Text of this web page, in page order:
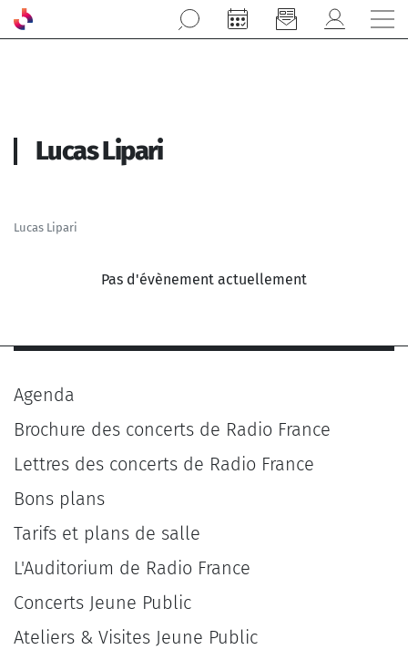
Aller au contenu principal
Lucas Lipari
Lucas Lipari
Pas d'évènement actuellement
Agenda
Brochure des concerts de Radio France
Lettres des concerts de Radio France
Bons plans
Tarifs et plans de salle
L'Auditorium de Radio France
Concerts Jeune Public
Ateliers & Visites Jeune Public